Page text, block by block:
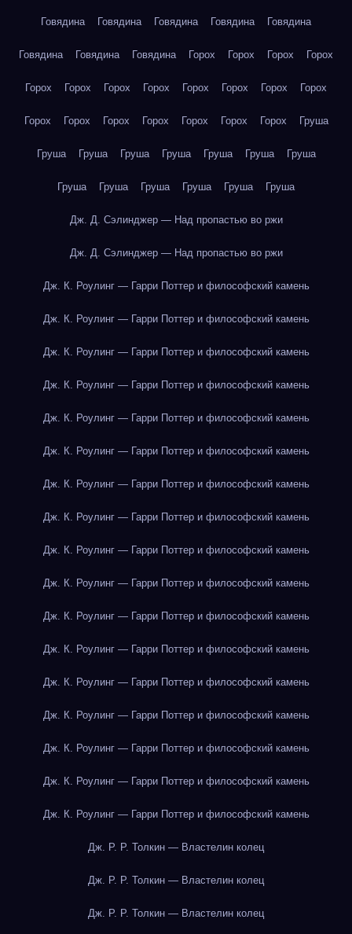
Говядина Говядина Говядина Говядина Говядина
Говядина Говядина Говядина Горох Горох Горох Горох
Горох Горох Горох Горох Горох Горох Горох Горох
Горох Горох Горох Горох Горох Горох Горох Груша
Груша Груша Груша Груша Груша Груша Груша
Груша Груша Груша Груша Груша Груша
Дж. Д. Сэлинджер — Над пропастью во ржи
Дж. Д. Сэлинджер — Над пропастью во ржи
Дж. К. Роулинг — Гарри Поттер и философский камень
Дж. К. Роулинг — Гарри Поттер и философский камень
Дж. К. Роулинг — Гарри Поттер и философский камень
Дж. К. Роулинг — Гарри Поттер и философский камень
Дж. К. Роулинг — Гарри Поттер и философский камень
Дж. К. Роулинг — Гарри Поттер и философский камень
Дж. К. Роулинг — Гарри Поттер и философский камень
Дж. К. Роулинг — Гарри Поттер и философский камень
Дж. К. Роулинг — Гарри Поттер и философский камень
Дж. К. Роулинг — Гарри Поттер и философский камень
Дж. К. Роулинг — Гарри Поттер и философский камень
Дж. К. Роулинг — Гарри Поттер и философский камень
Дж. К. Роулинг — Гарри Поттер и философский камень
Дж. К. Роулинг — Гарри Поттер и философский камень
Дж. К. Роулинг — Гарри Поттер и философский камень
Дж. К. Роулинг — Гарри Поттер и философский камень
Дж. К. Роулинг — Гарри Поттер и философский камень
Дж. Р. Р. Толкин — Властелин колец
Дж. Р. Р. Толкин — Властелин колец
Дж. Р. Р. Толкин — Властелин колец